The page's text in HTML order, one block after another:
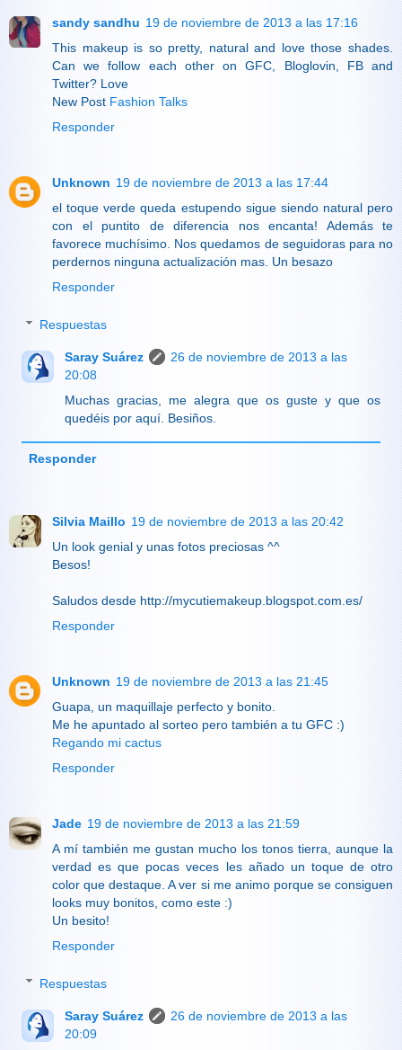
sandy sandhu 19 de noviembre de 2013 a las 17:16
This makeup is so pretty, natural and love those shades.
Can we follow each other on GFC, Bloglovin, FB and
Twitter? Love
New Post Fashion Talks
Responder
Unknown 19 de noviembre de 2013 a las 17:44
el toque verde queda estupendo sigue siendo natural pero
con el puntito de diferencia nos encanta! Además te
favorece muchísimo. Nos quedamos de seguidoras para no
perdernos ninguna actualización mas. Un besazo
Responder
Respuestas
Saray Suárez
26 de noviembre de 2013 a las
20:08
Muchas gracias, me alegra que os guste y que os
quedéis por aquí. Besiños.
Responder
Silvia Maillo 19 de noviembre de 2013 a las 20:42
Un look genial y unas fotos preciosas ^^
Besos!
Saludos desde http://mycutiemakeup.blogspot.com.es/
Responder
Unknown 19 de noviembre de 2013 a las 21:45
Guapa, un maquillaje perfecto y bonito.
Me he apuntado al sorteo pero también a tu GFC :)
Regando mi cactus
Responder
Jade 19 de noviembre de 2013 a las 21:59
A mí también me gustan mucho los tonos tierra, aunque la
verdad es que pocas veces les añado un toque de otro
color que destaque. A ver si me animo porque se consiguen
looks muy bonitos, como este :)
Un besito!
Responder
Respuestas
Saray Suárez
26 de noviembre de 2013 a las
20:09